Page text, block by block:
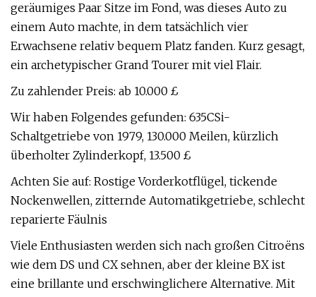
geräumiges Paar Sitze im Fond, was dieses Auto zu
einem Auto machte, in dem tatsächlich vier
Erwachsene relativ bequem Platz fanden. Kurz gesagt,
ein archetypischer Grand Tourer mit viel Flair.
Zu zahlender Preis: ab 10.000 £
Wir haben Folgendes gefunden: 635CSi-
Schaltgetriebe von 1979, 130.000 Meilen, kürzlich
überholter Zylinderkopf, 13.500 £
Achten Sie auf: Rostige Vorderkotflügel, tickende
Nockenwellen, zitternde Automatikgetriebe, schlecht
reparierte Fäulnis
Viele Enthusiasten werden sich nach großen Citroëns
wie dem DS und CX sehnen, aber der kleine BX ist
eine brillante und erschwinglichere Alternative. Mit